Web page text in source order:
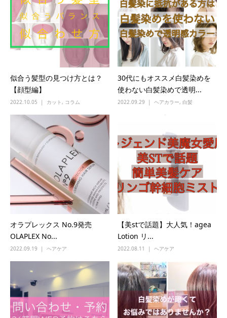
似合う髪型の見つけ方とは？
【顔型編】
2022.10.05 カット, コラム
30代にもオススメ白髪染めを
使わない白髪染めで透明...
2022.09.29 ヘアカラー, 白髪
オラプレックス No.9発売
OLAPLEX No...
2022.09.19 ヘアケア
【美stで話題】大人気！agea
Lotion リ...
2022.08.11 ヘアケア